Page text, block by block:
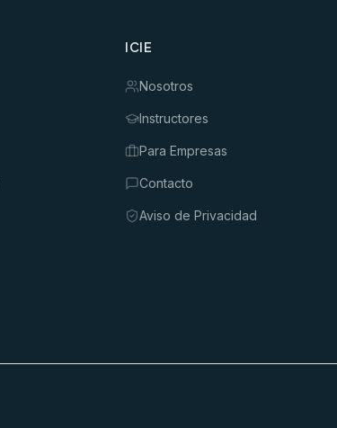
ICIE
Nosotros
Instructores
Para Empresas
Contacto
Aviso de Privacidad